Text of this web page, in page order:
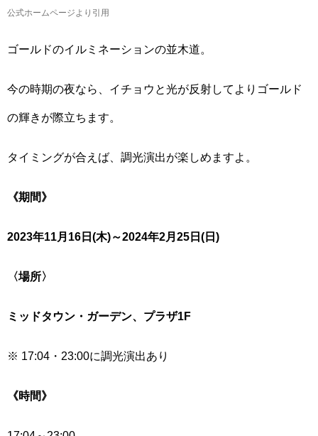
公式ホームページより引用
ゴールドのイルミネーションの並木道。
今の時期の夜なら、イチョウと光が反射してよりゴールド
の輝きが際立ちます。
タイミングが合えば、調光演出が楽しめますよ。
《期間》
2023年11月16日(木)～2024年2月25日(日)
〈場所〉
ミッドタウン・ガーデン、プラザ1F
※ 17:04・23:00に調光演出あり
《時間》